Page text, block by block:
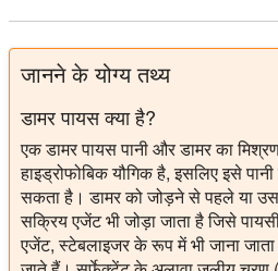
वांग, एच।; यांग, जे।; गोंग, एम.
आरआईएलईएम सम्मेलन पत्र 2016।
रोनाल्ड, एम।; Pumarejo लुइस,
सूत्रीकरण: इमल्शन गुणों पर
निर्माण और निर्माण सामग्री 123,
जानने के योग्य तथ्य
डामर पायस क्या है?
एक डामर पायस पानी और डामर का
हाइड्रोफोबिक यौगिक है, इसलिए इसे
सकता है। डामर को जोड़ने से पहले या
सक्रिय एजेंट भी जोड़ा जाता है जिसे
एजेंट, स्टेबलाइजर के रूप में भी जाना जाता